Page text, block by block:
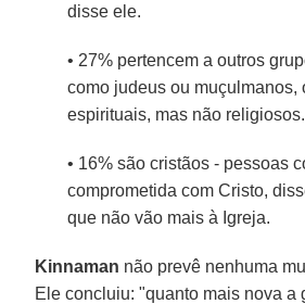
disse ele.
• 27% pertencem a outros
como judeus ou muçulmanos,
espirituais, mas não religiosos.
• 16% são cristãos - pessoas
comprometida com Cristo,
que não vão mais à Igreja.
Kinnaman não prevê nenhuma
Ele concluiu: "quanto mais nova a